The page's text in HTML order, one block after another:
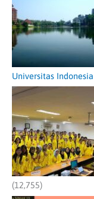
Universitas Indonesia
(12,755)